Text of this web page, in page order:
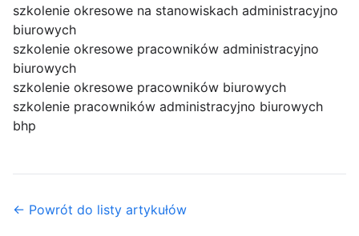
szkolenie okresowe na stanowiskach administracyjno
biurowych
szkolenie okresowe pracowników administracyjno
biurowych
szkolenie okresowe pracowników biurowych
szkolenie pracowników administracyjno biurowych
bhp
← Powrót do listy artykułów